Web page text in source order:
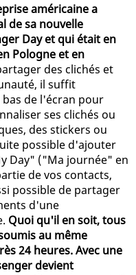
américaine a
de sa nouvelle
Day et qui était en
Pologne et en
des clichés et
il suffit
de l'écran pour
ses clichés ou
des stickers ou
possible d'ajouter
Day" ("Ma journée" en
de vos contacts,
possible de partager
d'une
Quoi qu'il en soit, tous
au même
24 heures. Avec une
devient